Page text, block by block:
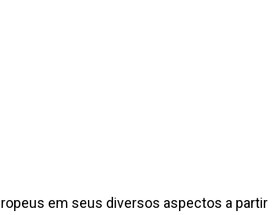
em seus diversos aspectos a partir